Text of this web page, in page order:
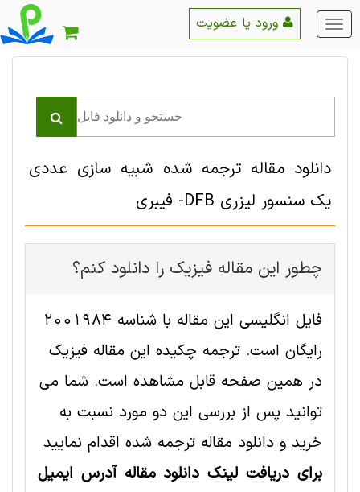
منو
اصلی
دانلود مقاله ترجمه شده شبیه سازی عددی
یک سنسور لیزری DFB- فیبری
چطور این مقاله فیزیک را دانلود کنم؟
فایل انگلیسی این مقاله با شناسه 2001984
رایگان است. ترجمه چکیده این مقاله فیزیک
در همین صفحه قابل مشاهده است. شما می
توانید پس از بررسی این دو مورد نسبت به
خرید و دانلود مقاله ترجمه شده اقدام نمایید
برای دریافت لینک دانلود مقاله آدرس ایمیل